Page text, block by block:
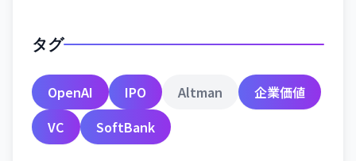
タグ
OpenAI IPO Altman
企業価値
VC
SoftBank